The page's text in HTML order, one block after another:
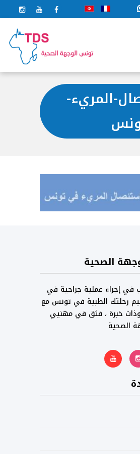
المريء-
الصحية
في إجراء عملية جراحية في
رحلتك الطبية في تونس مع
خبرة ، فثق في مهنيي
الصحية